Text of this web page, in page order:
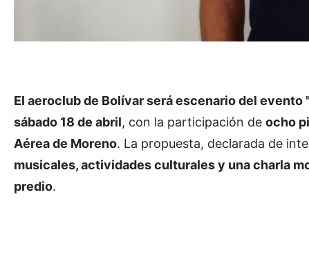
El aeroclub de Bolívar será escenario del evento
sábado 18 de abril, con la participación de ocho
Aérea de Moreno. La propuesta, declarada de
musicales, actividades culturales y una charla
predio.